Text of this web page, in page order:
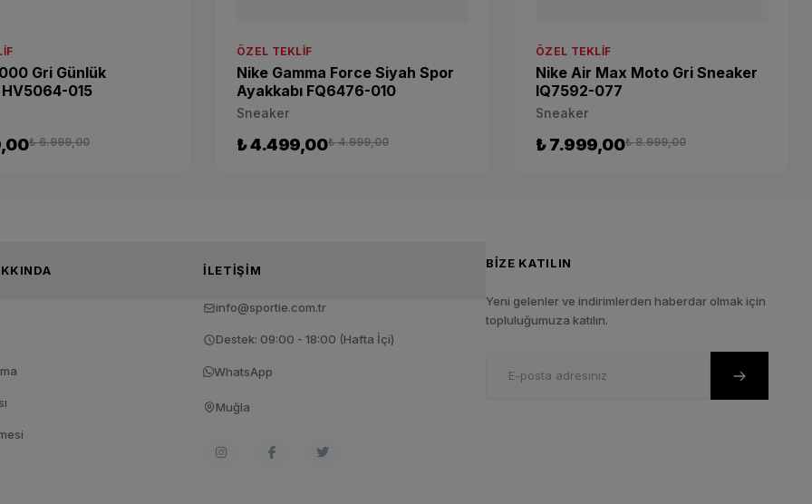
Gri Günlük
015
₺ 6.999,00
ÖZEL TEKLIF
Nike Gamma Force Siyah Spor
Ayakkabı FQ6476-010
Sneaker
₺ 4.499,00₺ 4.999,00
ÖZEL TEKLIF
Nike Air Max Moto Gri Sneaker
IQ7592-077
Sneaker
₺ 7.999,00₺ 8.999,00
HAKKINDA İLETIŞIM
info@sportie.com.tr
Destek: 09:00 - 18:00 (Hafta İçi)
WhatsApp
Muğla
BIZE KATILIN
Yeni gelenler ve indirimlerden haberdar olmak için
topluluğumuza katılın.